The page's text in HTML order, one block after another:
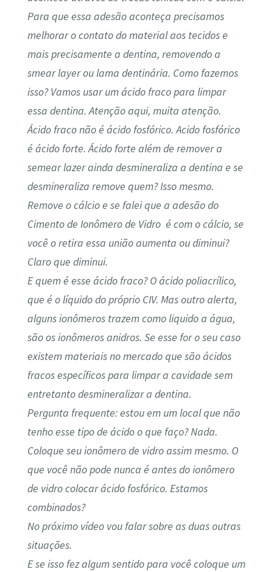
Para que essa adesão aconteça precisamos
melhorar o contato do material aos tecidos e
mais precisamente a dentina, removendo a
smear layer ou lama dentinária. Como fazemos
isso? Vamos usar um ácido fraco para limpar
essa dentina. Atenção aqui, muita atenção.
Ácido fraco não é ácido fosfórico. Acido fosfórico
é ácido forte. Ácido forte além de remover a
semear lazer ainda desmineraliza a dentina e se
desmineraliza remove quem? Isso mesmo.
Remove o cálcio e se falei que a adesão do
Cimento de Ionômero de Vidro é com o cálcio, se
você o retira essa união aumenta ou diminui?
Claro que diminui.
E quem é esse ácido fraco? O ácido poliacrílico,
que é o líquido do próprio CIV. Mas outro alerta,
alguns ionômeros trazem como liquido a água,
são os ionômeros anidros. Se esse for o seu caso
existem materiais no mercado que são ácidos
fracos específicos para limpar a cavidade sem
entretanto desmineralizar a dentina.
Pergunta frequente: estou em um local que não
tenho esse tipo de ácido o que faço? Nada.
Coloque seu ionômero de vidro assim mesmo. O
que você não pode nunca é antes do ionômero
de vidro colocar ácido fosfórico. Estamos
combinados?
No próximo vídeo vou falar sobre as duas outras
situações.
E se isso fez algum sentido para você coloque um